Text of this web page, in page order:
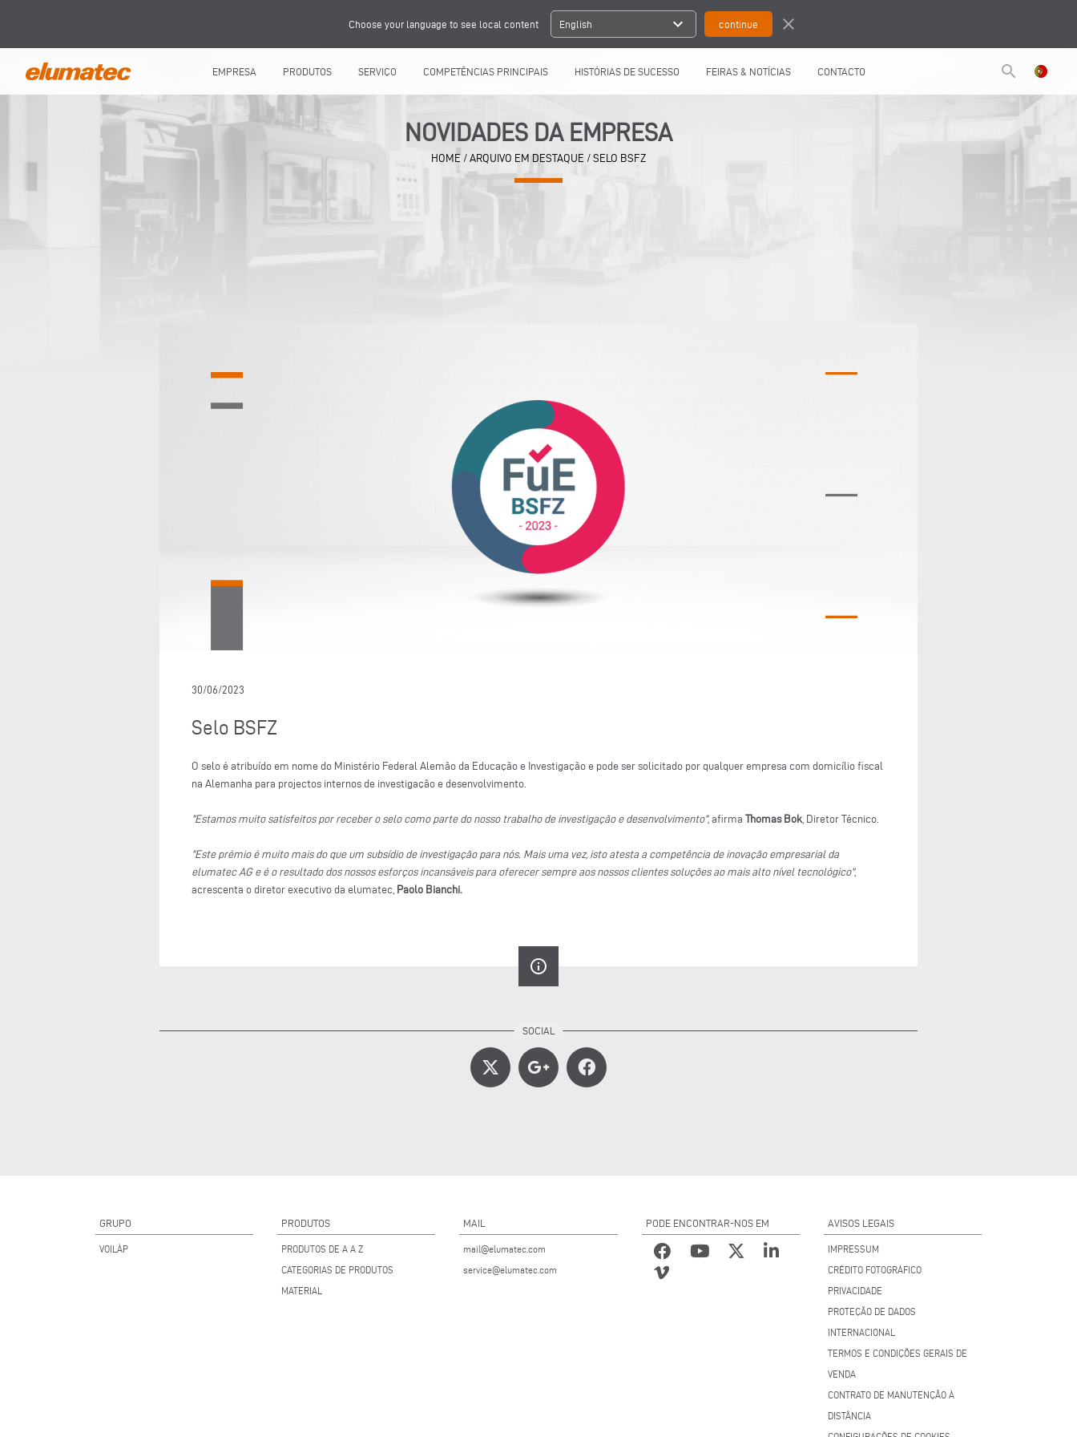
Choose your language to see local content English expand_more close
EMPRESA PRODUTOS SERVIÇO COMPETÊNCIAS PRINCIPAIS HISTÓRIAS DE SUCESSO FEIRAS & NOTÍCIAS CONTACTO search
NOVIDADES DA EMPRESA
HOME / ARQUIVO EM DESTAQUE / SELO BSFZ
30/06/2023
Selo BSFZ
O selo é atribuído em nome do Ministério Federal Alemão da Educação e Investigação e pode ser solicitado por qualquer empresa com domicílio fiscal
na Alemanha para projectos internos de investigação e desenvolvimento.
"Estamos muito satisfeitos por receber o selo como parte do nosso trabalho de investigação e desenvolvimento", afirma Thomas Bok , Diretor Técnico.
"Este prémio é muito mais do que um subsídio de investigação para nós. Mais uma vez, isto atesta a competência de inovação empresarial da
elumatec AG e é o resultado dos nossos esforços incansáveis para oferecer sempre aos nossos clientes soluções ao mais alto nível tecnológico",
acrescenta o diretor executivo da elumatec, Paolo Bianchi.
info_outline
GRUPO
VOILÀP
PRODUTOS
PRODUTOS DE A A Z
CATEGORIAS DE PRODUTOS
MATERIAL
MAIL
mail@elumatec.com
service@elumatec.com
PODE ENCONTRAR-NOS EM AVISOS LEGAIS
IMPRESSUM
CRÉDITO FOTOGRÁFICO
PRIVACIDADE
PROTEÇÃO DE DADOS
INTERNACIONAL
TERMOS E CONDIÇÕES GERAIS DE
VENDA
CONTRATO DE MANUTENÇÃO À
DISTÂNCIA